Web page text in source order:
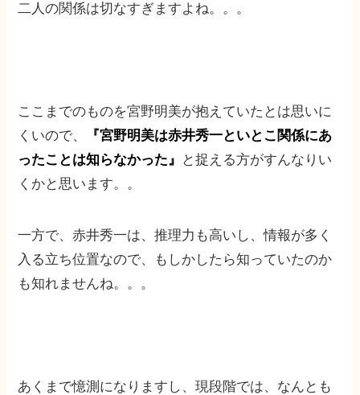
二人の関係は切なすぎますよね。。。
ここまでのものを宮野明美が抱えていたとは思いに
くいので、
『宮野明美は赤井秀一といとこ関係にあ
ったことは知らなかった』
と捉える方がすんなりい
くかと思います。。
一方で、赤井秀一は、推理力も高いし、情報が多く
入る立ち位置なので、もしかしたら知っていたのか
も知れませんね。。。
あくまで憶測になりますし、現段階では、なんとも